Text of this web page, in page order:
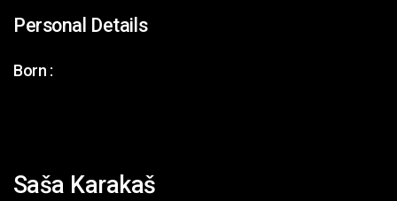
Personal Details
Born :
Saša Karakaš